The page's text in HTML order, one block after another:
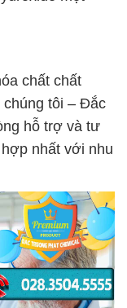
chất chất
chúng tôi – Đắc
hỗ trợ và tư
nhất với nhu